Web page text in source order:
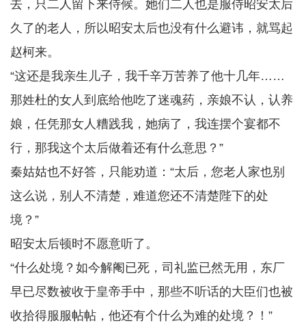
去，只二人留下来侍候。她们二人也是服侍昭安太后
久了的老人，所以昭安太后也没有什么避讳，就骂起
赵柯来。
“这还是我亲生儿子，我千辛万苦养了他十几年……
那姓杜的女人到底给他吃了迷魂药，亲娘不认，认养
娘，任凭那女人糟践我，她病了，我连摆个宴都不
行，那我这个太后做着还有什么意思？”
秦姑姑也不好答，只能劝道：“太后，您老人家也别
这么说，别人不清楚，难道您还不清楚陛下的处
境？”
昭安太后顿时不愿意听了。
“什么处境？如今解阉已死，司礼监已然无用，东厂
早已尽数被收于皇帝手中，那些不听话的大臣们也被
收拾得服服帖帖，他还有个什么为难的处境？！”